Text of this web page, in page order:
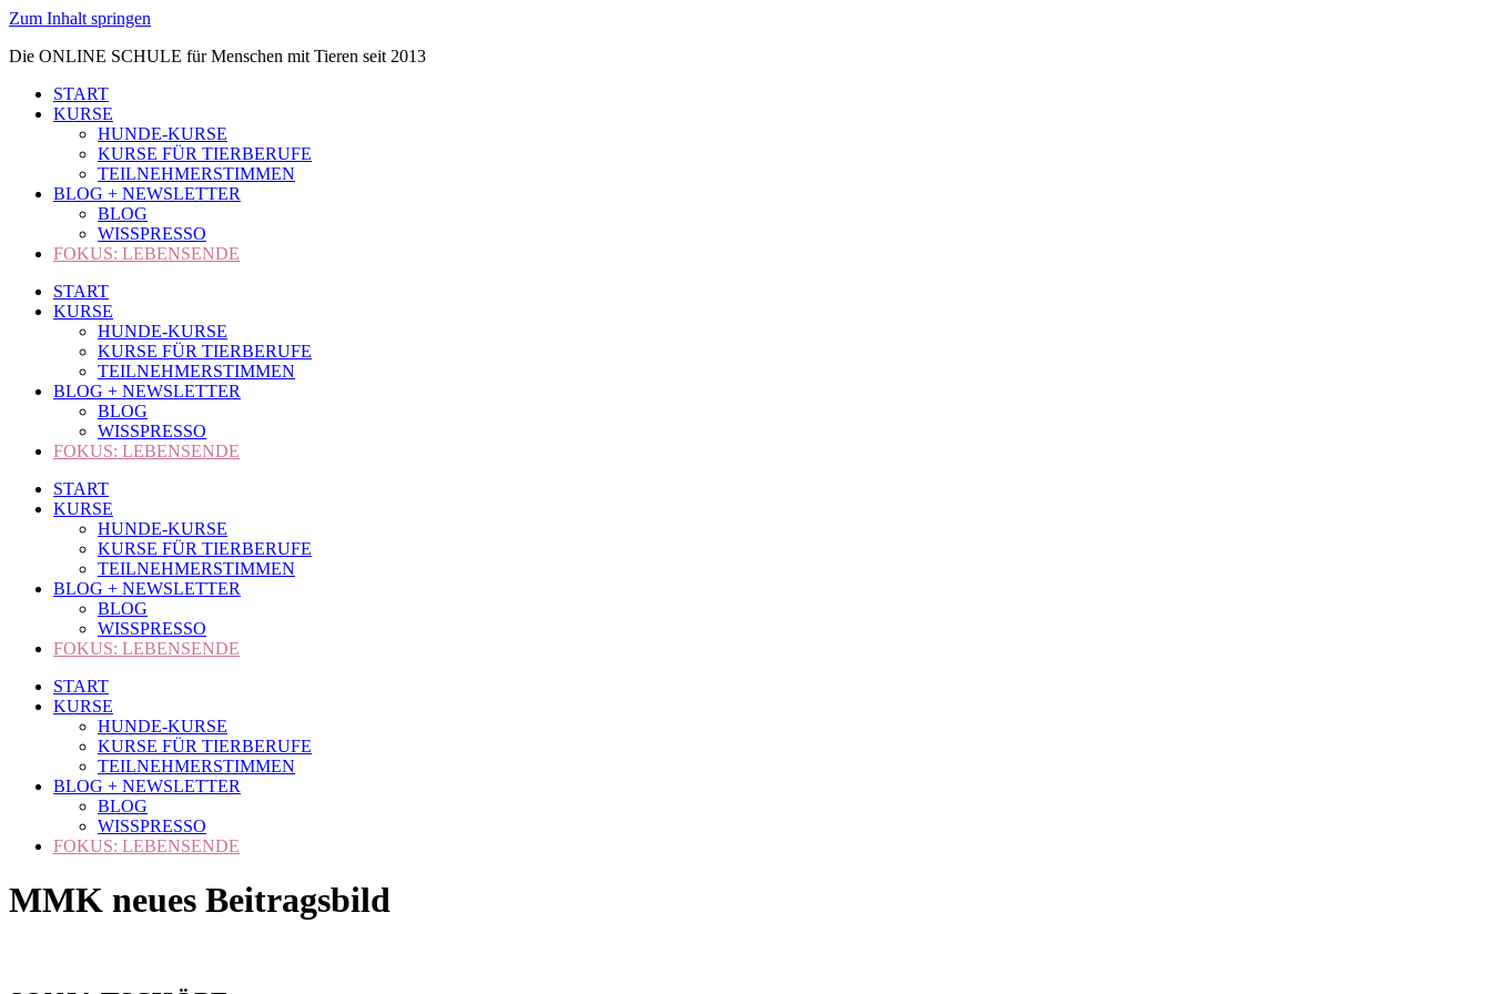
Zum Inhalt springen
Die ONLINE SCHULE für Menschen mit Tieren seit 2013
START
KURSE
HUNDE-KURSE
KURSE FÜR TIERBERUFE
TEILNEHMERSTIMMEN
BLOG + NEWSLETTER
BLOG
WISSPRESSO
FOKUS: LEBENSENDE
START
KURSE
HUNDE-KURSE
KURSE FÜR TIERBERUFE
TEILNEHMERSTIMMEN
BLOG + NEWSLETTER
BLOG
WISSPRESSO
FOKUS: LEBENSENDE
START
KURSE
HUNDE-KURSE
KURSE FÜR TIERBERUFE
TEILNEHMERSTIMMEN
BLOG + NEWSLETTER
BLOG
WISSPRESSO
FOKUS: LEBENSENDE
START
KURSE
HUNDE-KURSE
KURSE FÜR TIERBERUFE
TEILNEHMERSTIMMEN
BLOG + NEWSLETTER
BLOG
WISSPRESSO
FOKUS: LEBENSENDE
MMK neues Beitragsbild